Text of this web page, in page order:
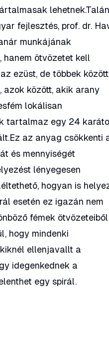
lehetnek.Talán
fejlesztés, prof. dr.
munkájának
hanem ötvözetet kell
ezüst, de többek
azok között, akik arany
lokálisan
tartalmaz egy 24
az anyag csökkenti
és mennyiségét
lényegesen
hogyan is
esetén ez igazán nem
fémek ötvözeteiből
hogy mindenki
ellenjavallt a
idegenkednek a
egy spirál.